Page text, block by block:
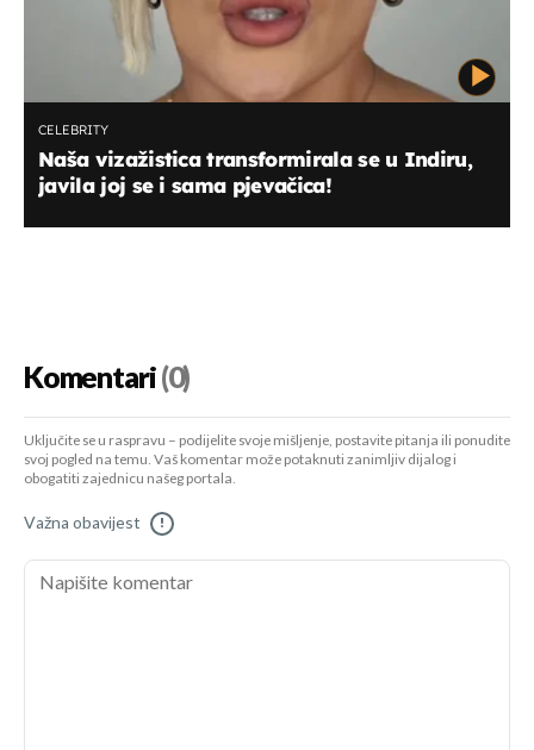
CELEBRITY
Naša vizažistica transformirala se u Indiru,
javila joj se i sama pjevačica!
Komentari(0)
Uključite se u raspravu – podijelite svoje mišljenje, postavite pitanja ili ponudite
svoj pogled na temu. Vaš komentar može potaknuti zanimljiv dijalog i
obogatiti zajednicu našeg portala.
Važna obavijest !